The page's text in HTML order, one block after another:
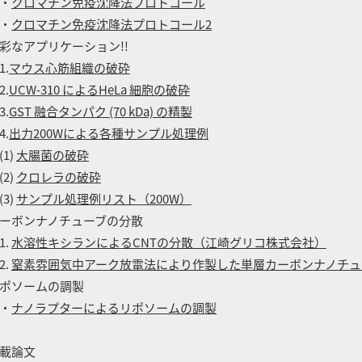
クロマチン免疫沈降法プロトコール2
なアプリケーション!!
マウス心筋組織の破砕
UCW-310 によるHeLa 細胞の破砕
GST 融合タンパク (70 kDa) の精製
出力200Wによる各種サンプル処理例
大腸菌の破砕
クロレラの破砕
サンプル処理例リスト（200W）
ボンナノチューブの分散
水溶性キシランによるCNTの分散（江崎グリコ株式会社）
窒素雰囲気中アーク放電法により作製した単層カーボンナノチ
ソームの調製
ナノラプターによるリポソームの調製
論文